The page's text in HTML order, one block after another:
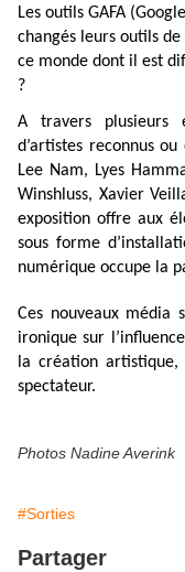
Les outils GAFA
changés leurs outils
ce monde dont il est
?
A travers plusieurs
d’artistes reconnus
Lee Nam, Lyes
Winshluss, Xavier
exposition offre aux
sous forme
numérique occupe la
Ces nouveaux média
ironique sur
la création
spectateur.
Photos Nadine Averink
#Sorties
Partager